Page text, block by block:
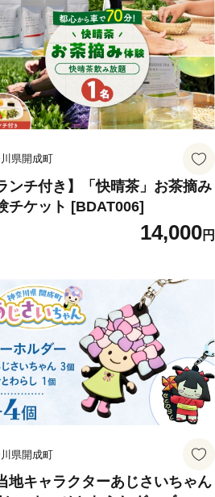
生活雑貨 生活用品 無香料 トイ
トペーパー ダブル といれっと
ぱー トイレ クレシア トイレッ
ーパー [BDBH002-2]
県開成町
ンチ付き】「快晴茶」お茶摘み
チケット [BDAT006]
14,000円
県開成町
地キャラクターあじさいちゃん